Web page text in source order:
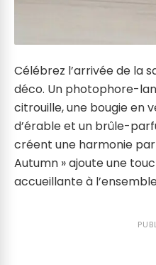
Célébrez l’arrivée de la
déco. Un photophore-
citrouille, une bougie en
d’érable et un brûle-
créent une harmonie
Autumn » ajoute une
accueillante à